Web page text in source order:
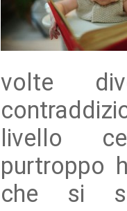
volte
livello
purtroppo
che si